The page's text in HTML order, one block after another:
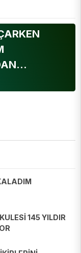
145 YILDIR